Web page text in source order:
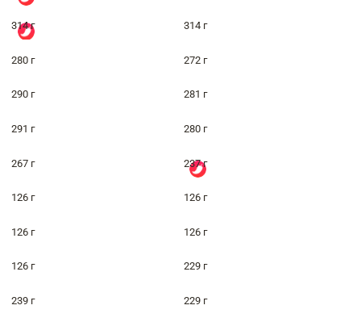
314 г 314 г
280 г 272 г
290 г 281 г
291 г 280 г
267 г 237 г
126 г 126 г
126 г 126 г
126 г 229 г
239 г 229 г